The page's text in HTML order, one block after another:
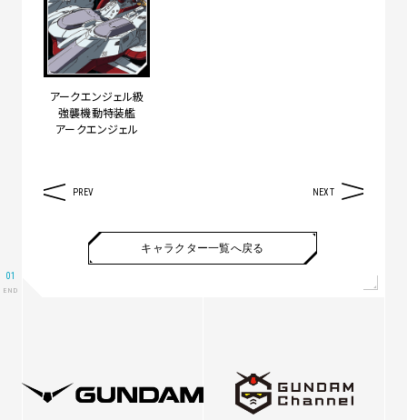
アークエンジェル級
強襲機動特装艦
アークエンジェル
PREV NEXT
キャラクター一覧へ戻る